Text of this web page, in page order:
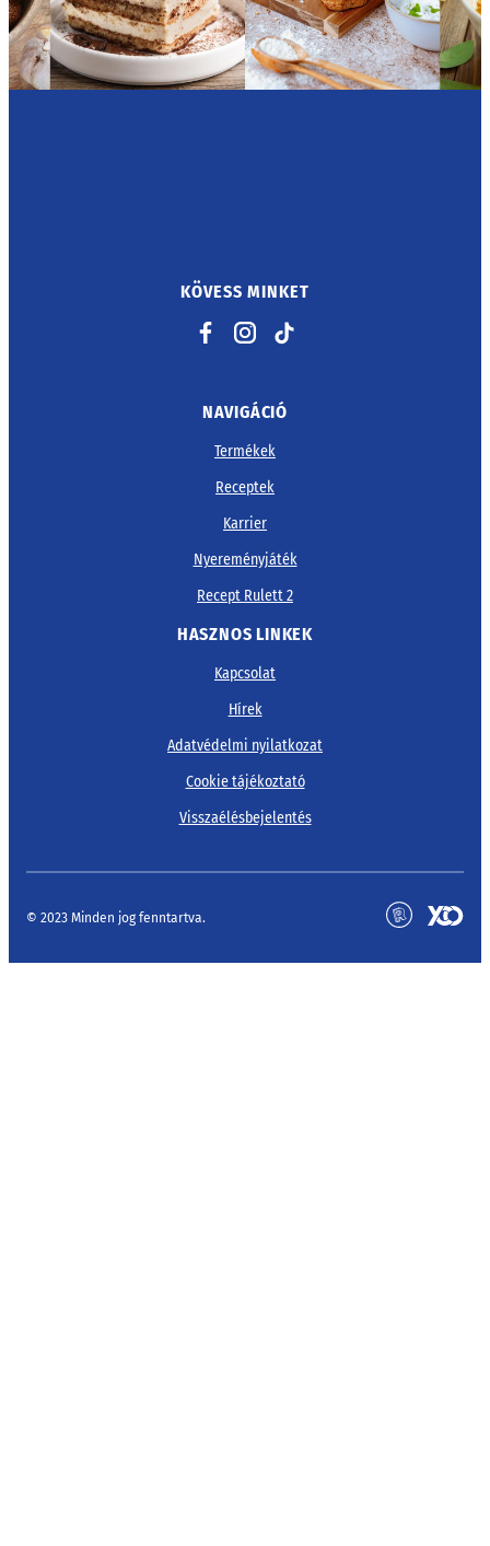
KÖVESS MINKET
Facebook Instagram TikTok
NAVIGÁCIÓ
Termékek
Receptek
Karrier
Nyereményjáték
Recept Rulett 2
HASZNOS LINKEK
Kapcsolat
Hírek
Adatvédelmi nyilatkozat
Cookie tájékoztató
Visszaélésbejelentés
© 2023 Minden jog fenntartva.